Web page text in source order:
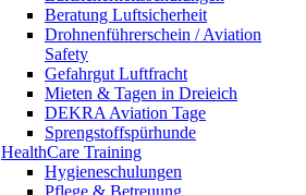
Beratung Luftsicherheit
Drohnenführerschein / Aviation
Safety
Gefahrgut Luftfracht
Mieten & Tagen in Dreieich
DEKRA Aviation Tage
Sprengstoffspürhunde
HealthCare Training
Hygieneschulungen
Pflege & Betreuung